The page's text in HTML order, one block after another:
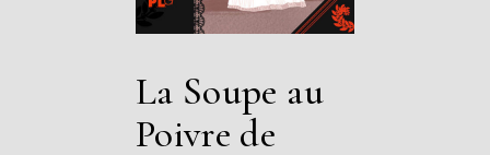
La Soupe au
Poivre de